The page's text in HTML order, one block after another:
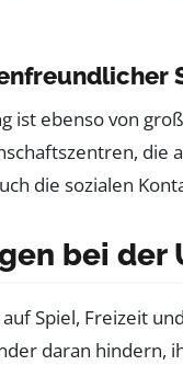
ist ebenso von
die sozialen
bei der
Spiel, Freizeit
daran hindern,